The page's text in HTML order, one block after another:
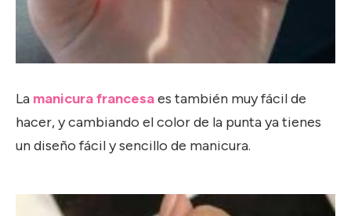
La manicura francesaes también muy fácil de
hacer, y cambiando el color de la punta ya tienes
un diseño fácil y sencillo de manicura.